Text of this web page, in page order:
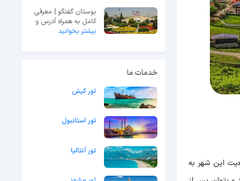
این شهر به
بوستان گفتگو | معرفی
کامل به همراه آدرس و
عکس
بیشتر بخوانید
خدمات ما
تور کیش
تور استانبول
تور آنتالیا